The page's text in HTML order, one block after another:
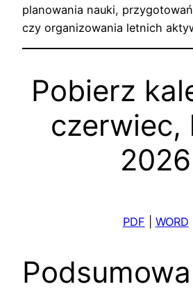
planowania nauki,
czy organizowania letnich
Pobierz
czerwiec,
2026
PDF WORD